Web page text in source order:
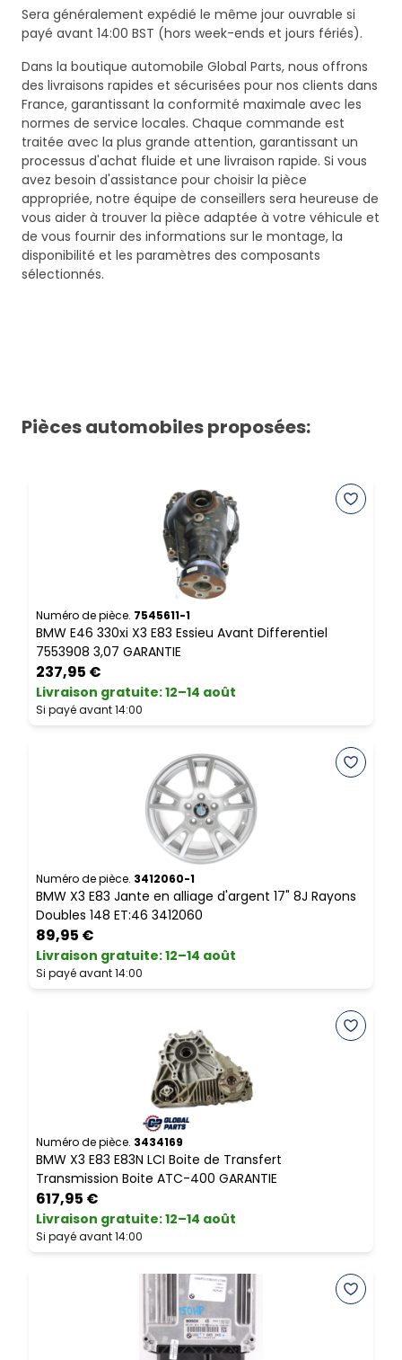
Sera généralement expédié le même jour ouvrable si
payé avant 14:00 BST (hors week-ends et jours fériés).
Dans la boutique automobile Global Parts, nous offrons
des livraisons rapides et sécurisées pour nos clients dans
France, garantissant la conformité maximale avec les
normes de service locales. Chaque commande est
traitée avec la plus grande attention, garantissant un
processus d'achat fluide et une livraison rapide. Si vous
avez besoin d'assistance pour choisir la pièce
appropriée, notre équipe de conseillers sera heureuse de
vous aider à trouver la pièce adaptée à votre véhicule et
de vous fournir des informations sur le montage, la
disponibilité et les paramètres des composants
sélectionnés.
Pièces automobiles proposées:
Numéro de pièce. 7545611-1
BMW E46 330xi X3 E83 Essieu Avant Differentiel
7553908 3,07 GARANTIE
237,95 €
Livraison gratuite:12–14 août
Si payé avant 14:00
Numéro de pièce. 3412060-1
BMW X3 E83 Jante en alliage d'argent 17" 8J Rayons
Doubles 148 ET:46 3412060
89,95 €
Livraison gratuite:12–14 août
Si payé avant 14:00
Numéro de pièce. 3434169
BMW X3 E83 E83N LCI Boite de Transfert
Transmission Boite ATC-400 GARANTIE
617,95 €
Livraison gratuite:12–14 août
Si payé avant 14:00